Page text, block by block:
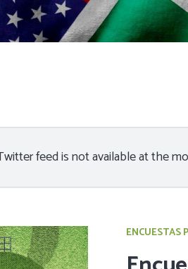
feed is not available at the
ENCUESTAS